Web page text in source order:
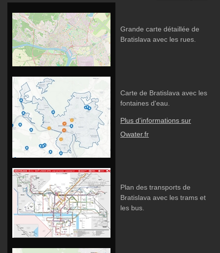
Grande carte détaillée de
Bratislava avec les rues.
Carte de Bratislava avec les
fontaines d'eau.
Plus d'informations sur
Owater.fr
Plan des transports de
Bratislava avec les trams et
les bus.